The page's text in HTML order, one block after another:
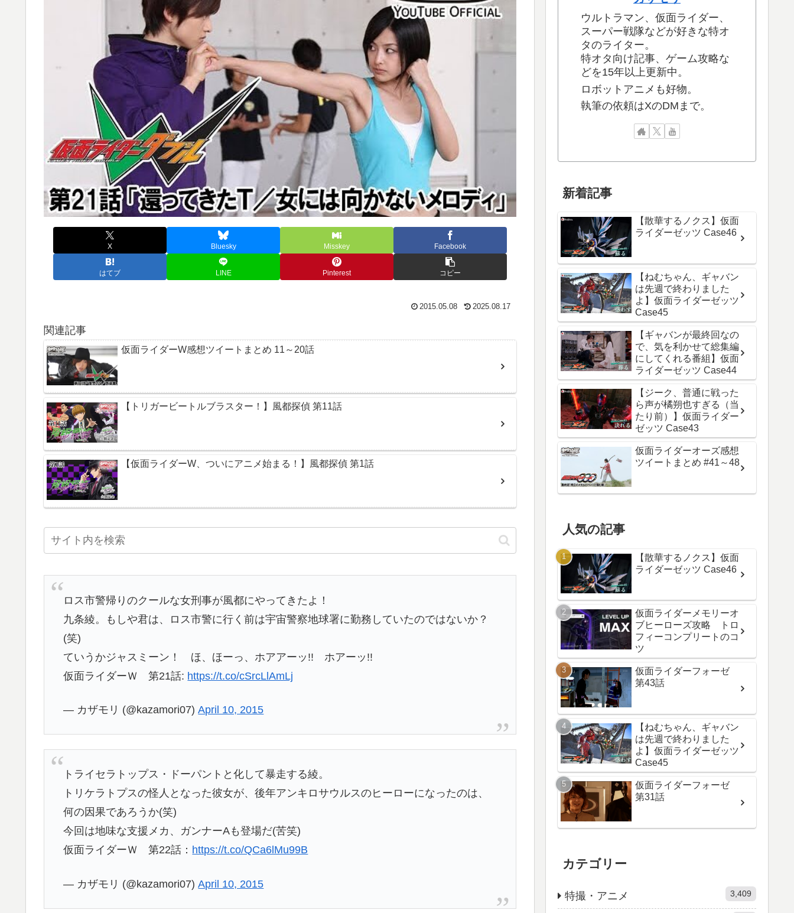
X Bluesky Misskey Facebook
はてブ LINE Pinterest コピー
2015.05.08 2025.08.17
関連記事
仮面ライダーW感想ツイートまとめ 11～20話
【トリガービートルブラスター！】風都探偵 第11話
【仮面ライダーW、ついにアニメ始まる！】風都探偵 第1話
ロス市警帰りのクールな女刑事が風都にやってきたよ！
九条綾。もしや君は、ロス市警に行く前は宇宙警察地球署に勤務していたのではないか？
(笑)
ていうかジャスミーン！ ほ、ほーっ、ホアアーッ!! ホアーッ!!
仮面ライダーＷ 第21話: https://t.co/cSrcLlAmLj
— カザモリ (@kazamori07)April 10, 2015
トライセラトップス・ドーパントと化して暴走する綾。
トリケラトプスの怪人となった彼女が、後年アンキロサウルスのヒーローになったのは、
何の因果であろうか(笑)
今回は地味な支援メカ、ガンナーAも登場だ(苦笑)
仮面ライダーＷ 第22話： https://t.co/QCa6lMu99B
— カザモリ (@kazamori07)April 10, 2015
ウルトラマン、仮面ライダー、
スーパー戦隊などが好きな特オ
タのライター。
特オタ向け記事、ゲーム攻略な
どを15年以上更新中。
ロボットアニメも好物。
執筆の依頼はXのDMまで。
新着記事
【散華するノクス】仮面
ライダーゼッツ Case46
【ねむちゃん、ギャバン
は先週で終わりました
よ】仮面ライダーゼッツ
Case45
【ギャバンが最終回なの
で、気を利かせて総集編
にしてくれる番組】仮面
ライダーゼッツ Case44
【ジーク、普通に戦った
ら声が橘朔也すぎる（当
たり前）】仮面ライダー
ゼッツ Case43
仮面ライダーオーズ感想
ツイートまとめ #41～48
人気の記事
【散華するノクス】仮面
ライダーゼッツ Case46
仮面ライダーメモリーオ
ブヒーローズ攻略 トロ
フィーコンプリートのコ
ツ
仮面ライダーフォーゼ
第43話
【ねむちゃん、ギャバン
は先週で終わりました
よ】仮面ライダーゼッツ
Case45
仮面ライダーフォーゼ
第31話
カテゴリー
特撮・アニメ 3,409